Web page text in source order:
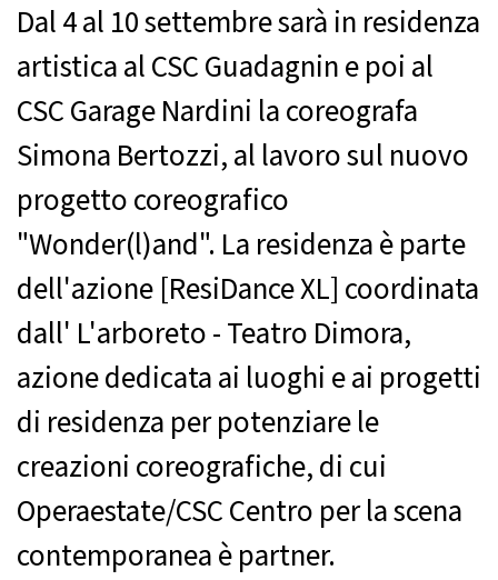
Dal 4 al 10 settembre sarà in residenza
artistica al CSC Guadagnin e poi al
CSC Garage Nardini la coreografa
Simona Bertozzi, al lavoro sul nuovo
progetto coreografico
"Wonder(l)and". La residenza è parte
dell'azione [ResiDance XL] coordinata
dall' L'arboreto - Teatro Dimora,
azione dedicata ai luoghi e ai progetti
di residenza per potenziare le
creazioni coreografiche, di cui
Operaestate/CSC Centro per la scena
contemporanea è partner.